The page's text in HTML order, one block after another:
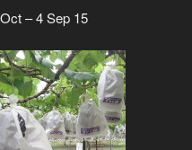
– 4 Sep 15